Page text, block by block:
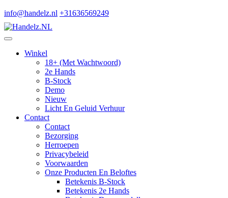
to
content
content
info@handelz.nl Email
+31636569249Phone
Youtube
Facebook
Twitter
RSS
Linkedin
Open
Winkel
18+ (met Wachtwoord)
2e Hands
B-Stock
Demo
Nieuw
Licht En Geluid Verhuur
Contact
Contact
Bezorging
Herroepen
Privacybeleid
Voorwaarden
Onze Producten En Beloftes
Betekenis B-Stock
Betekenis 2e Hands